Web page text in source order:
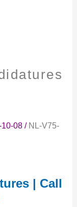
10-08 / NL-V75-
| Call